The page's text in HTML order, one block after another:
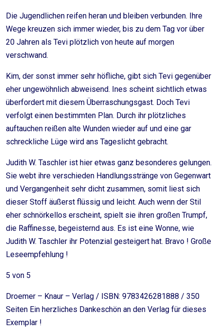
Die Jugendlichen reifen heran und bleiben verbunden. Ihre
Wege kreuzen sich immer wieder, bis zu dem Tag vor über
20 Jahren als Tevi plötzlich von heute auf morgen
verschwand.
Kim, der sonst immer sehr höfliche, gibt sich Tevi gegenüber
eher ungewöhnlich abweisend. Ines scheint sichtlich etwas
überfordert mit diesem Überraschungsgast. Doch Tevi
verfolgt einen bestimmten Plan. Durch ihr plötzliches
auftauchen reißen alte Wunden wieder auf und eine gar
schreckliche Lüge wird ans Tageslicht gebracht.
Judith W. Taschler ist hier etwas ganz besonderes gelungen.
Sie webt ihre verschieden Handlungsstränge von Gegenwart
und Vergangenheit sehr dicht zusammen, somit liest sich
dieser Stoff äußerst flüssig und leicht. Auch wenn der Stil
eher schnörkellos erscheint, spielt sie ihren großen Trumpf,
die Raffinesse, begeisternd aus. Es ist eine Wonne, wie
Judith W. Taschler ihr Potenzial gesteigert hat. Bravo ! Große
Leseempfehlung !
5 von 5
Droemer – Knaur – Verlag / ISBN: 9783426281888 / 350
Seiten Ein herzliches Dankeschön an den Verlag für dieses
Exemplar !